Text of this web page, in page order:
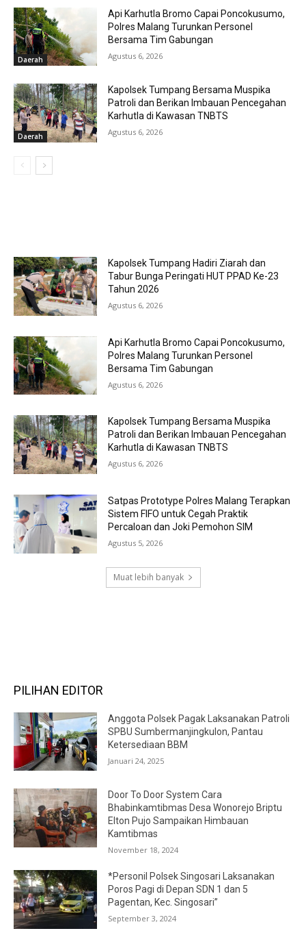
Daerah
Api Karhutla Bromo Capai Poncokusumo,
Polres Malang Turunkan Personel
Bersama Tim Gabungan
Agustus 6, 2026
Daerah
Kapolsek Tumpang Bersama Muspika
Patroli dan Berikan Imbauan Pencegahan
Karhutla di Kawasan TNBTS
Agustus 6, 2026
Kapolsek Tumpang Hadiri Ziarah dan
Tabur Bunga Peringati HUT PPAD Ke-23
Tahun 2026
Agustus 6, 2026
Api Karhutla Bromo Capai Poncokusumo,
Polres Malang Turunkan Personel
Bersama Tim Gabungan
Agustus 6, 2026
Kapolsek Tumpang Bersama Muspika
Patroli dan Berikan Imbauan Pencegahan
Karhutla di Kawasan TNBTS
Agustus 6, 2026
Satpas Prototype Polres Malang Terapkan
Sistem FIFO untuk Cegah Praktik
Percaloan dan Joki Pemohon SIM
Agustus 5, 2026
Muat lebih banyak
PILIHAN EDITOR
Anggota Polsek Pagak Laksanakan Patroli
SPBU Sumbermanjingkulon, Pantau
Ketersediaan BBM
Januari 24, 2025
Door To Door System Cara
Bhabinkamtibmas Desa Wonorejo Briptu
Elton Pujo Sampaikan Himbauan
Kamtibmas
November 18, 2024
*Personil Polsek Singosari Laksanakan
Poros Pagi di Depan SDN 1 dan 5
Pagentan, Kec. Singosari”
September 3, 2024